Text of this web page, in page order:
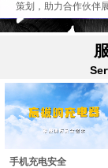
策划，助力合作伙伴展
手机充电安全